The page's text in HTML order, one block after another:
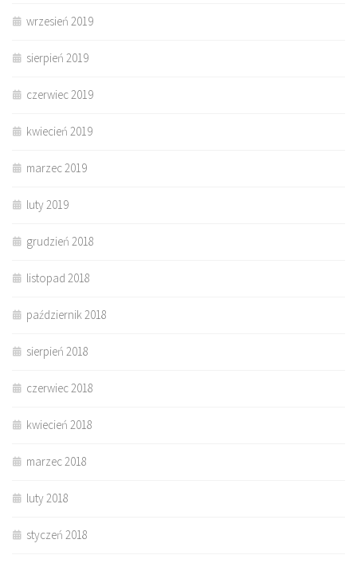
wrzesień 2019
sierpień 2019
czerwiec 2019
kwiecień 2019
marzec 2019
luty 2019
grudzień 2018
listopad 2018
październik 2018
sierpień 2018
czerwiec 2018
kwiecień 2018
marzec 2018
luty 2018
styczeń 2018